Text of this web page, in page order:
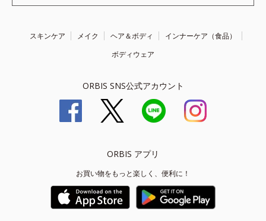
スキンケア メイク ヘア＆ボディ
インナーケア（食品）
ボディウェア
ORBIS SNS公式アカウント
ORBIS アプリ
お買い物をもっと楽しく、便利に！